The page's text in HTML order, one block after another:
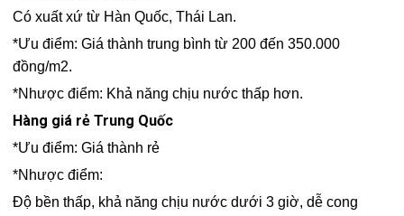
Có xuất xứ từ Hàn Quốc, Thái Lan.
*Ưu điểm: Giá thành trung bình từ 200 đến 350.000
đồng/m2.
*Nhược điểm: Khả năng chịu nước thấp hơn.
Hàng giá rẻ Trung Quốc
*Ưu điểm: Giá thành rẻ
*Nhược điểm:
Độ bền thấp, khả năng chịu nước dưới 3 giờ, dễ cong